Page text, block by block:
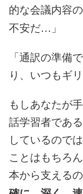
的な会議内容の
不安だ…」
「通訳の準備
り、いつもギ
もしあなたが
話学習者であ
しているので
ことはもちろ
本から支える